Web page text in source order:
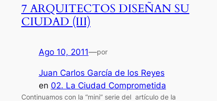
7 ARQUITECTOS DISEÑAN SU
CIUDAD (III)
Ago 10, 2011—por
Juan Carlos García de los Reyes
en 02. La Ciudad Comprometida
Continuamos con la “mini” serie del artículo de la